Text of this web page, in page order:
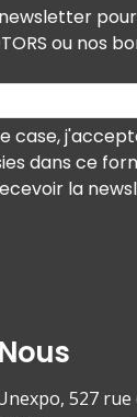
ou nos
case,
dans ce
la
527